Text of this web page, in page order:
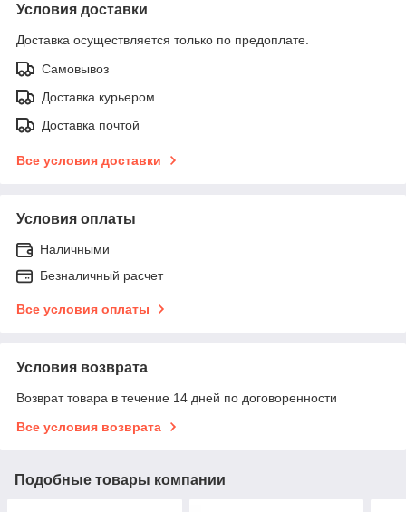
Условия доставки
Доставка осуществляется только по предоплате.
Самовывоз
Доставка курьером
Доставка почтой
Все условия доставки
Условия оплаты
Наличными
Безналичный расчет
Все условия оплаты
Условия возврата
Возврат товара в течение 14 дней по договоренности
Все условия возврата
Подобные товары компании